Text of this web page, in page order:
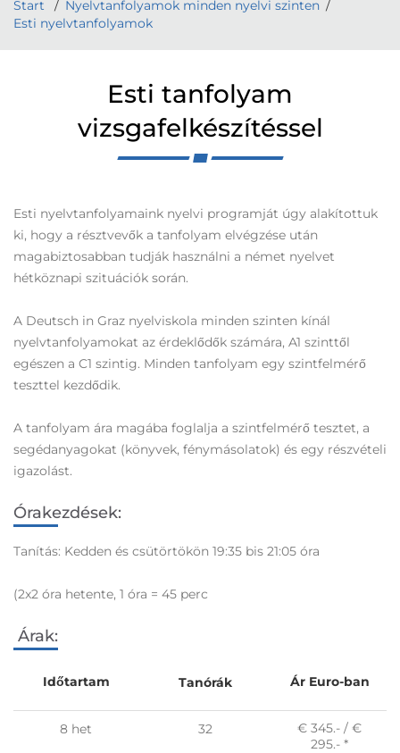
Start
Nyelvtanfolyamok minden nyelvi szinten
Esti nyelvtanfolyamok
Esti tanfolyam
vizsgafelkészítéssel
Esti nyelvtanfolyamaink nyelvi programját úgy alakítottuk
ki, hogy a résztvevők a tanfolyam elvégzése után
magabiztosabban tudják használni a német nyelvet
hétköznapi szituációk során.
A Deutsch in Graz nyelviskola minden szinten kínál
nyelvtanfolyamokat az érdeklődők számára, A1 szinttől
egészen a C1 szintig. Minden tanfolyam egy szintfelmérő
teszttel kezdődik.
A tanfolyam ára magába foglalja a szintfelmérő tesztet, a
segédanyagokat (könyvek, fénymásolatok) és egy részvételi
igazolást.
Órakezdések:
Tanítás: Kedden és csütörtökön 19:35 bis 21:05 óra
(2x2 óra hetente, 1 óra = 45 perc
Árak:
Időtartam Tanórák Ár Euro-ban
8 het 32
€ 345.- / €
295.- *